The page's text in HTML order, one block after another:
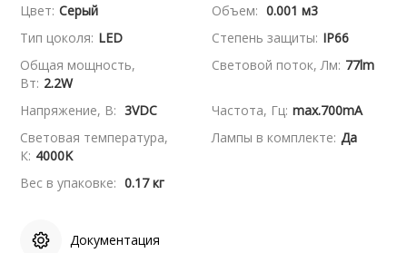
Цвет: Серый Объем: 0.001 м3
Тип цоколя: LED Степень защиты: IP66
Общая мощность,
Вт: 2.2W
Световой поток, Лм: 77lm
Напряжение, В: 3VDC Частота, Гц: max.700mA
Световая температура,
К: 4000K
Лампы в комплекте: Да
Вес в упаковке: 0.17 кг
Документация